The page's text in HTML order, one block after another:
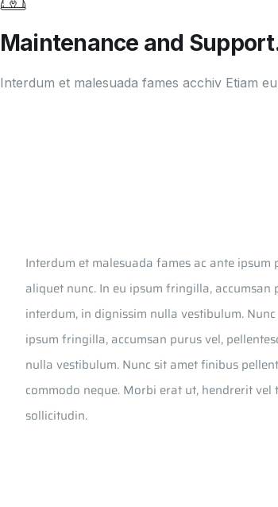
Maintenance and
Interdum et malesuada fames acchiv Etiam
Interdum et malesuada fames ac ante
aliquet nunc. In eu ipsum fringilla,
interdum, in dignissim nulla vestibulum.
ipsum fringilla, accumsan purus vel,
nulla vestibulum. Nunc sit amet finibus
commodo neque. Morbi erat ut, hendrerit
sollicitudin.